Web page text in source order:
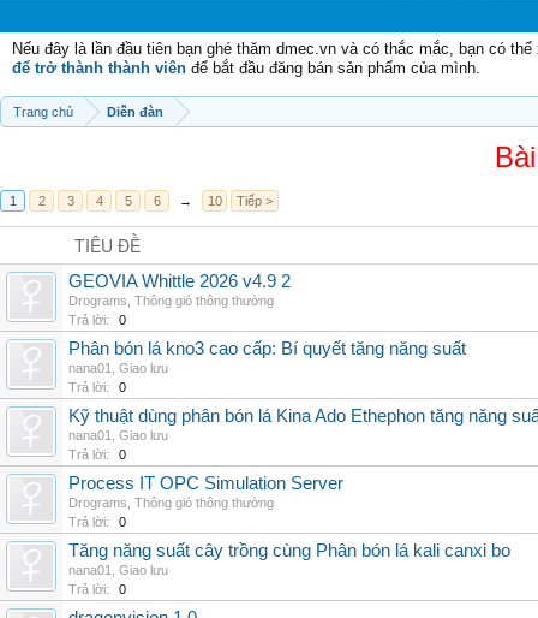
Nếu đây là lần đầu tiên bạn ghé thăm dmec.vn và có thắc mắc, bạn có
để trở thành thành viên để bắt đầu đăng bán sản phẩm của mình.
Trang chủ Diễn đàn
1 2 3 4 5 6 → 10 Tiếp >
TIÊU ĐỀ
GEOVIA Whittle 2026 v4.9 2
Drograms Thông gió thông thường
Trả lời:
0
Phân bón lá kno3 cao cấp: Bí quyết tăng năng suất
nana01
Giao lưu
Trả lời:
0
Kỹ thuật dùng phân bón lá Kina Ado Ethephon tăng năng
nana01
Giao lưu
Trả lời:
0
Process IT OPC Simulation Server
Drograms Thông gió thông thường
Trả lời:
0
Tăng năng suất cây trồng cùng Phân bón lá kali canxi bo
nana01
Giao lưu
Trả lời:
0